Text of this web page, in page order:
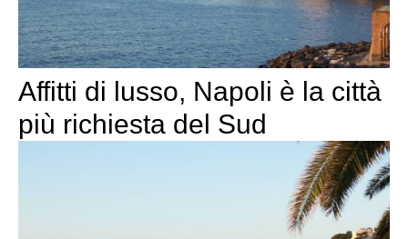
Affitti di lusso, Napoli è la città
più richiesta del Sud ‎